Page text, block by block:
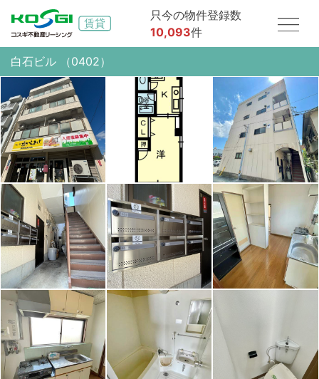
只今の物件登録数
10,093件
白石ビル （0402）